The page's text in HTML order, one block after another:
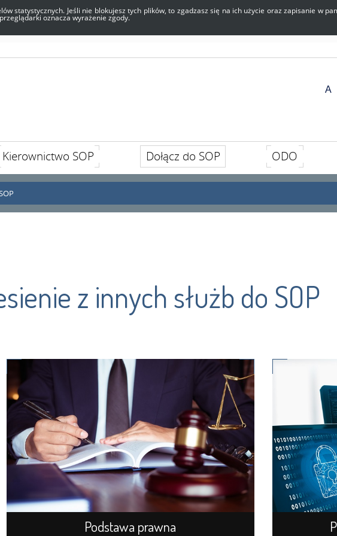
statystycznych. Jeśli nie blokujesz tych plików, to zgadzasz się na ich użycie oraz zapisanie w
oznacza wyrażenie zgody.
Kierownictwo SOP Dołącz do SOP ODO
z innych służb do SOP
Podstawa prawna